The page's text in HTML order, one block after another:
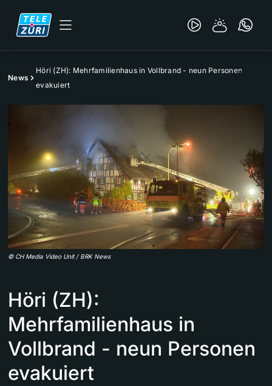
News
Höri (ZH): Mehrfamilienhaus in Vollbrand - neun Personen
evakuiert
© CH Media Video Unit / BRK News
Höri (ZH):
Mehrfamilienhaus in
Vollbrand - neun Personen
evakuiert